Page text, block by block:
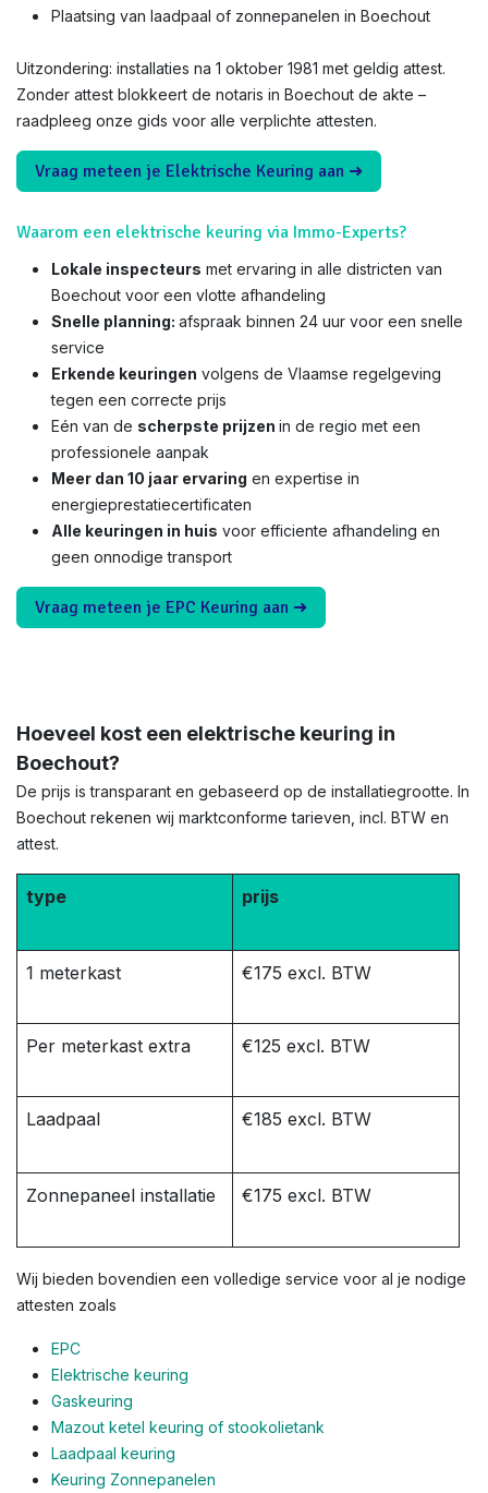
Plaatsing van laadpaal of zonnepanelen in Boechout
Uitzondering: installaties na 1 oktober 1981 met geldig attest.
Zonder attest blokkeert de notaris in Boechout de akte –
raadpleeg onze gids voor alle verplichte attesten.
Vraag meteen je Elektrische Keuring aan ➜
Waarom een elektrische keuring via Immo-Experts?
Lokale inspecteurs met ervaring in alle districten van
Boechout voor een vlotte afhandeling
Snelle planning: afspraak binnen 24 uur voor een snelle
service
Erkende keuringen volgens de Vlaamse regelgeving
tegen een correcte prijs
Eén van de scherpste prijzen in de regio met een
professionele aanpak
Meer dan 10 jaar ervaring en expertise in
energieprestatiecertificaten
Alle keuringen in huis voor efficiente afhandeling en
geen onnodige transport
Vraag meteen je EPC Keuring aan ➜
Hoeveel kost een elektrische keuring in
Boechout?
De prijs is transparant en gebaseerd op de installatiegrootte. In
Boechout rekenen wij marktconforme tarieven, incl. BTW en
attest.
type prijs
1 meterkast €175 excl. BTW
Per meterkast extra €125 excl. BTW
Laadpaal €185 excl. BTW
Zonnepaneel installatie €175 excl. BTW
Wij bieden bovendien een volledige service voor al je nodige
attesten zoals
EPC
Elektrische keuring
Gaskeuring
Mazout ketel keuring of stookolietank
Laadpaal keuring
Keuring Zonnepanelen